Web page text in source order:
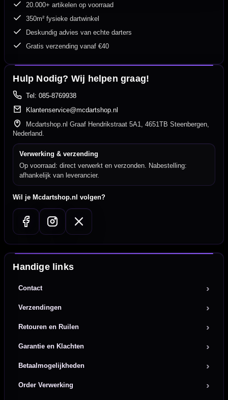
20.000+ artikelen op voorraad
350m² fysieke dartwinkel
Deskundig advies van echte darters
Gratis verzending vanaf €40
Hulp Nodig? Wij helpen graag!
Tel: 085-8769938
Klantenservice@mcdartshop.nl
Mcdartshop.nl Graaf Hendrikstraat 5A1, 4651TB Steenbergen,
Nederland.
Verwerking & verzending
Op voorraad: direct verwerkt en verzonden. Nabestelling:
afhankelijk van leverancier.
Wil je Mcdartshop.nl volgen?
Handige links
Contact
Verzendingen
Retouren en Ruilen
Garantie en Klachten
Betaalmogelijkheden
Order Verwerking